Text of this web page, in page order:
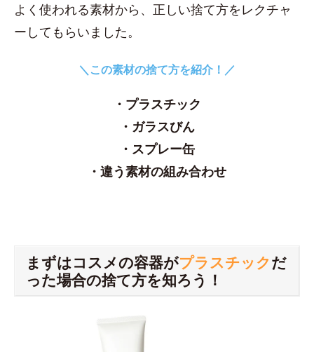
よく使われる素材から、正しい捨て方をレクチャ
ーしてもらいました。
＼この素材の捨て方を紹介！／
・プラスチック
・ガラスびん
・スプレー缶
・違う素材の組み合わせ
まずはコスメの容器がプラスチックだ
った場合の捨て方を知ろう！